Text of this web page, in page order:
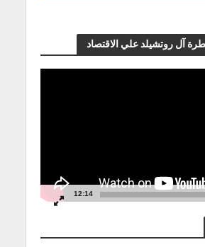
آل روتشيلد علي الاقتصاد
12:14